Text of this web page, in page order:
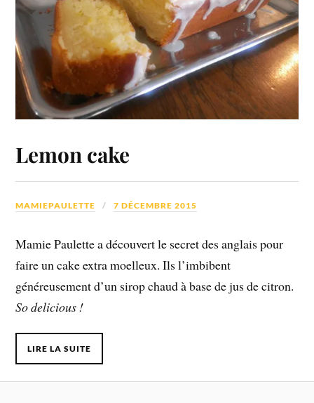
Lemon cake
MAMIEPAULETTE 7 DÉCEMBRE 2015
Mamie Paulette a découvert le secret des anglais pour
faire un cake extra moelleux. Ils l’imbibent
généreusement d’un sirop chaud à base de jus de citron.
So delicious !
LIRE LA SUITE